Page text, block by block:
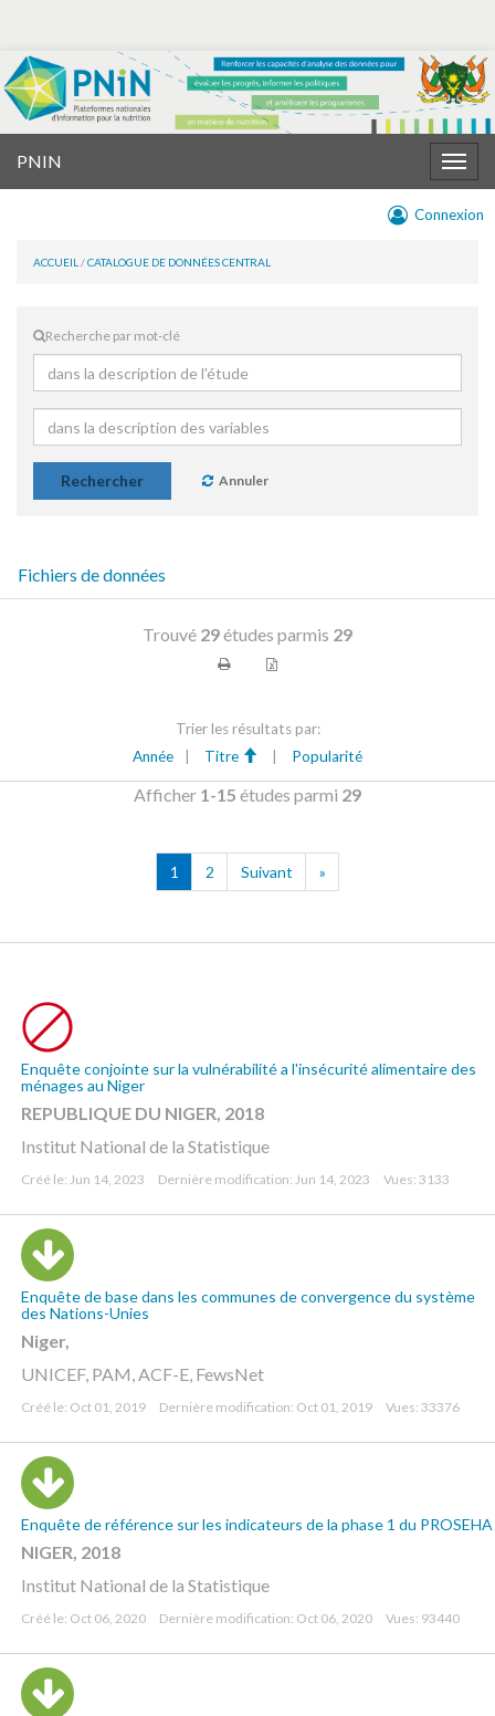
PNIN
Connexion
ACCUEIL/CATALOGUE DE DONNÉES CENTRAL
Recherche par mot-clé
Rechercher Annuler
Fichiers de données
Trouvé 29études parmis 29
Trier les résultats par:
Année
Titre Popularité
Afficher 1-15 études parmi 29
1 2 Suivant »
Enquête conjointe sur la vulnérabilité a l'insécurité alimentaire des
ménages au Niger
REPUBLIQUE DU NIGER, 2018
Institut National de la Statistique
Créé le: Jun 14, 2023 Dernière modification: Jun 14, 2023 Vues: 3133
Enquête de base dans les communes de convergence du système
des Nations-Unies
Niger,
UNICEF, PAM, ACF-E, FewsNet
Créé le: Oct 01, 2019 Dernière modification: Oct 01, 2019 Vues: 33376
Enquête de référence sur les indicateurs de la phase 1 du PROSEHA
NIGER, 2018
Institut National de la Statistique
Créé le: Oct 06, 2020 Dernière modification: Oct 06, 2020 Vues: 93440